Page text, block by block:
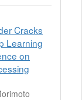
Cracks
Learning
on